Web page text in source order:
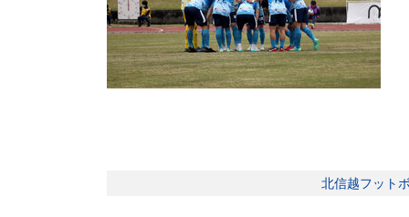
北信越フット